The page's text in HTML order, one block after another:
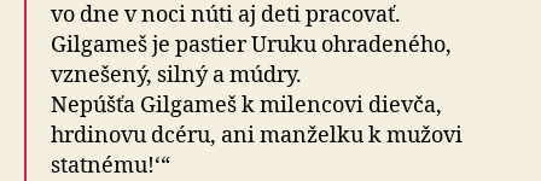
vo dne v noci núti aj deti pracovať.
Gilgameš je pastier Uruku ohradeného,
vznešený, silný a múdry.
Nepúšťa Gilgameš k milencovi dievča,
hrdinovu dcéru, ani manželku k mužovi
statnému!‘“